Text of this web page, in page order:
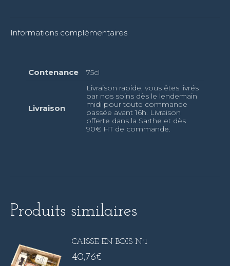
Informations complémentaires
Contenance 75cl
Livraison
Livraison rapide, vous êtes livrés
par nos soins dès le lendemain
midi pour toute commande
passée avant 16h. Livraison
offerte dans la Sarthe et dès
90€ HT de commande.
Produits similaires
CAISSE EN BOIS N°1
40,76€